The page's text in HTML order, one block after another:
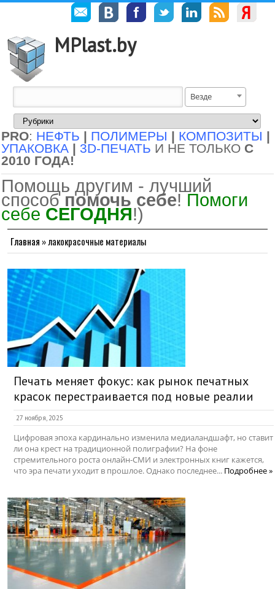
MPlast.by
Везде
PRO: НЕФТЬ | ПОЛИМЕРЫ | КОМПОЗИТЫ |
УПАКОВКА | 3D-ПЕЧАТЬ И НЕ ТОЛЬКО С
2010 ГОДА!
Помощь другим - лучший
способ помочь себе! Помоги
себе СЕГОДНЯ!)
Главная »лакокрасочные материалы
Печать меняет фокус: как рынок печатных
красок перестраивается под новые реалии
27 ноября, 2025
Цифровая эпоха кардинально изменила медиаландшафт, но ставит
ли она крест на традиционной полиграфии? На фоне
стремительного роста онлайн-СМИ и электронных книг кажется,
что эра печати уходит в прошлое. Однако последнее... Подробнее »